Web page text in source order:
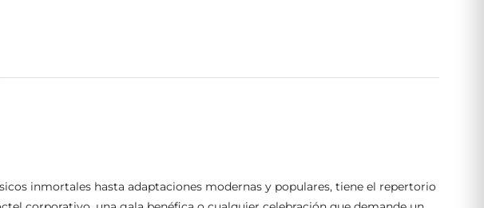
inmortales hasta adaptaciones modernas y populares, tiene el repertorio